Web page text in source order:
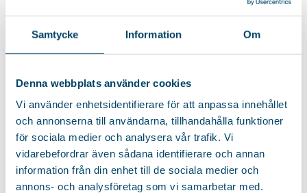
Samtycke Information Om
Denna webbplats använder cookies
Vi använder enhetsidentifierare för att anpassa innehållet
och annonserna till användarna, tillhandahålla funktioner
för sociala medier och analysera vår trafik. Vi
vidarebefordrar även sådana identifierare och annan
information från din enhet till de sociala medier och
annons- och analysföretag som vi samarbetar med.
PODOBNE PRODUKTY
DESKA DO
PRASOWANIA EMMA
CHROME
Stabilna deska z blatem o
rozmiarze 38x120cm
wykonanym z...
Pokrowiec bawełniany z
warstwą filcu. Odpowiedni do
naszych desek...